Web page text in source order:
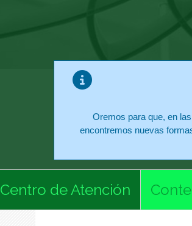
Oremos para que, en
encontremos nuevas
Centro de Atención